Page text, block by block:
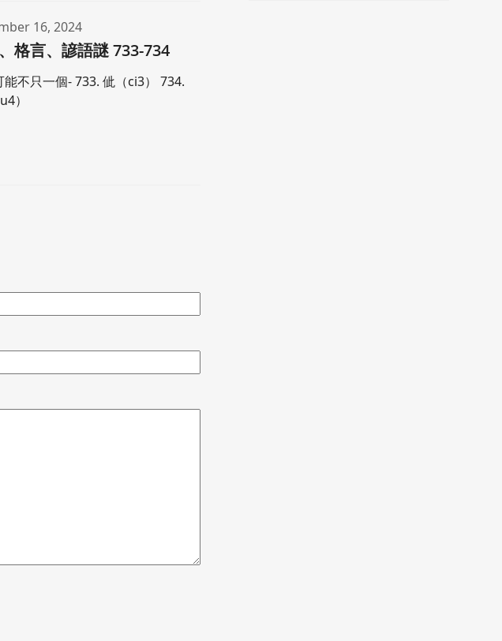
16, 2024
格言、諺語謎 733-734
能不只一個- 733. 佌（ci3） 734.
）